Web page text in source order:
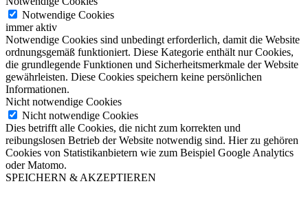
Notwendige Cookies
immer aktiv
Notwendige Cookies sind unbedingt erforderlich, damit die Website
ordnungsgemäß funktioniert. Diese Kategorie enthält nur Cookies,
die grundlegende Funktionen und Sicherheitsmerkmale der Website
gewährleisten. Diese Cookies speichern keine persönlichen
Informationen.
Nicht notwendige Cookies
Nicht notwendige Cookies
Dies betrifft alle Cookies, die nicht zum korrekten und
reibungslosen Betrieb der Website notwendig sind. Hier zu gehören
Cookies von Statistikanbietern wie zum Beispiel Google Analytics
oder Matomo.
SPEICHERN & AKZEPTIEREN